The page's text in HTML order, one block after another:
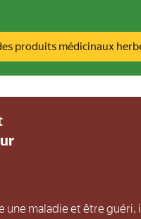
produits médicinaux
une maladie et être guéri,